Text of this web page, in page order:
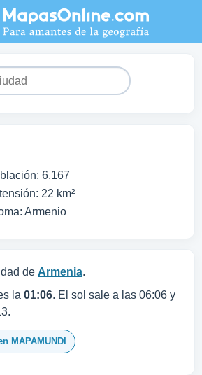
6.167
22 km²
Armenio
de Armenia.
la 01:06. El sol sale a las 06:06 y
MAPAMUNDI